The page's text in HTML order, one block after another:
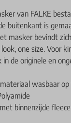
van FALKE
buitenkant is
masker bevindt
one size. Voor
de originele en
wasbaar op
binnenzijde